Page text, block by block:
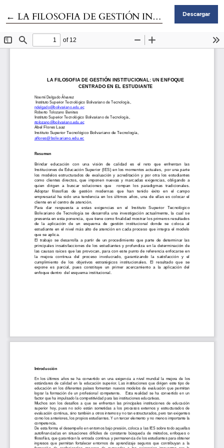
← Volver a los detalles del artículo
LA FILOSOFIA DE GESTIÓN INSTITUCIONAL: UN ENFOQUE CENTRADO EN EL ESTUDIANTE Descargar